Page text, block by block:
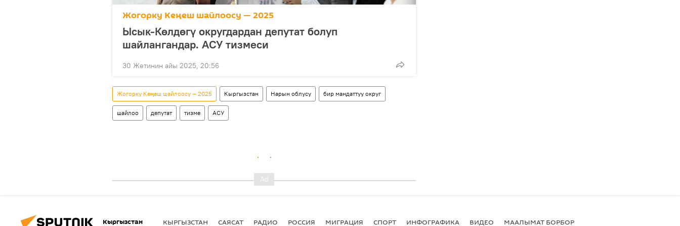
Жогорку Кеңеш шайлоосу — 2025
Ысык-Көлдөгү округдардан депутат болуп
шайлангандар. АСУ тизмеси
30 Жетинин айы 2025, 20:56
Жогорку Кеңеш шайлоосу — 2025 Кыргызстан Нарын облусу бир мандаттуу округ
шайлоо депутат тизме АСУ
Кыргызстан КЫРГЫЗСТАН САЯСАТ РАДИО РОССИЯ МИГРАЦИЯ СПОРТ ИНФОГРАФИКА ВИДЕО МААЛЫМАТ БОРБОР